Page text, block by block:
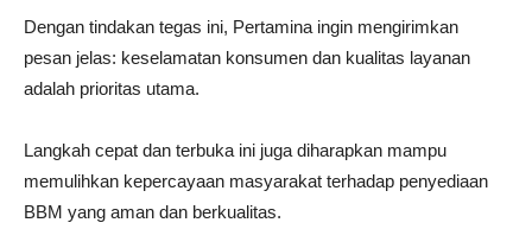
Dengan tindakan tegas ini, Pertamina ingin mengirimkan
pesan jelas: keselamatan konsumen dan kualitas layanan
adalah prioritas utama.
Langkah cepat dan terbuka ini juga diharapkan mampu
memulihkan kepercayaan masyarakat terhadap penyediaan
BBM yang aman dan berkualitas.